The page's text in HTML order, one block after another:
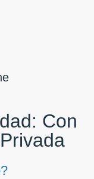
Con